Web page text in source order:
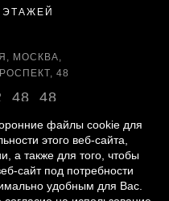
ЭТАЖЕЙ
МОСКВА,
48
48 48
ДО 22:00
файлы cookie для
этого веб-сайта,
а также для того, чтобы
сайт под потребности
удобным для Вас.